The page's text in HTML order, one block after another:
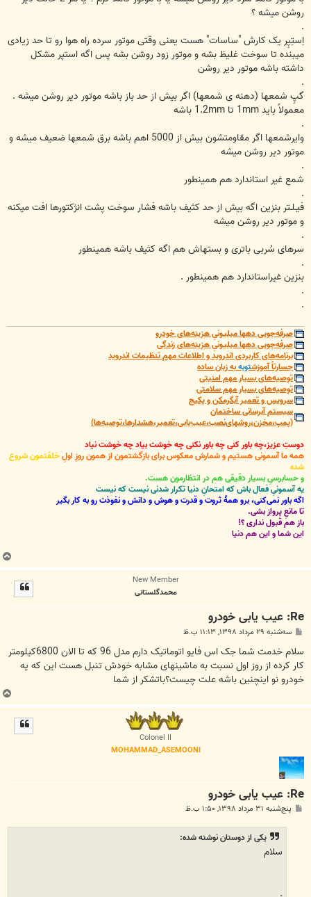
روشن میشه ؟
اِستِپِر یک کارش "ساسات" هست یعنی وقتی موتور سرده راه هوا رو تا حد زیادی
میبنده تا سوخت غلیظ بشه و موتور زود روشن بشه پس اگه استپر مشکل
داشته باشه موتور دیر روشن
گپِ شمعها (دهنه ی شمعها) اگر بیش از حد باز باشه موتور دیر روشن میشه .
معمولاً باید 1mm تا 1.2mm باشه
وایرشمعها اگر مقاومتشون بیش از 5000 اهم باشه برق شمعها ضعیف میشه و
موتور دیر روشن میشه
شمع غیر استاندارد هم همینطور
فیـلـتر بنزین اگه بیش از حد کثیف باشه فشار سوخت پشت انژکتورها افت میکنه
و موتور دیر روشن میشه
سرهای سُربی باتری و بستهاش هم اگه کثیف باشه همینطور
بنزین غیراستاندارد هم همینطور .
صرفه‌جویی دهها میلیونیِ هزینه‌های خودرو
صرفه‌جویی دهها میلیونیِ هزینه‌های زندگی
برنامه‌های کاربردی اندروید و اطلاعات مهمِ تنظیمات اندروید
جسارتاً آموزشتوبهبه زبان ساده
توصیه‌های بسیار مهم امنیتی
توصیه‌های بسیار مهم سلامتی
سرویس و تعمیر آبگرمکن و پکیج
سیستم آبرسانی ساختمان
(پمپ،مخزن،روشهای‌نصب،عیب‌یابی،تعمیر،هشدارها،توصیه‌ها)
دوستِ عزیز،چه باور کنی چه باور نکنی چه خوشت بیاد چه خوشت نیاد
همه ما آسمونی هستیم و شمارش معکوس برای بازگشتمون از همون روزِ اولِخلقتمون شروع
شده
و حسابرسیِ بسیار دقیقی هم در انتظارمون هست.
یه آسمونیِ فعال باش که امتحانِ دنیا تکرار شدنی نیست که نیست
اگه باور نمی‌کنی، برو همۀ ثروت و قدرت و هوش و دانش و نفوذت رو به کار بگیر
تا مانعِ پرواز بشی.
باز هم قبول نداری ؟!
این شما و این هم دنیا
ب
ا
New Member
محمدگلستانی
Re: عيب يابی خودرو
پ
ت
سه‌شنبه ۲۹ مرداد ۱۳۹۸, ۱۱:۱۳ ب.ظ
سلام خدمت شما جک اس فایو اتوماتیک دارم مدل 96 که تا الان 6800کیلومتر
کار کرده از روز اول نسبت به ماشینهای مشابه خودش تنبل هست این که یه
خودرو نو اینچنین باشه علت چیست؟باتشکر از شما
ب
ا
Colonel II
MOHAMMAD_ASEMOONI
Re: عيب يابی خودرو
پ پنج‌شنبه ۳۱ مرداد ۱۳۹۸, ۱:۵۰ ب.ظ
یکی از دوستان نوشته شده:
سلام